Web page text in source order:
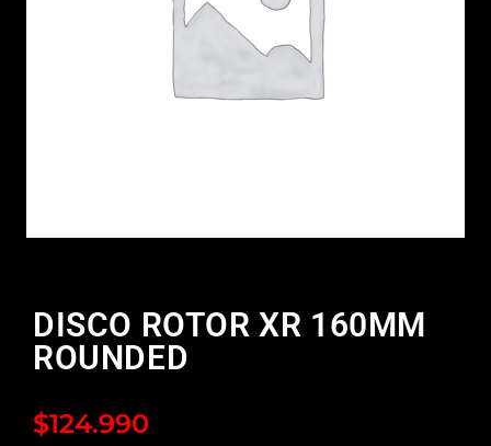
DISCO ROTOR XR 160MM
ROUNDED
$124.990